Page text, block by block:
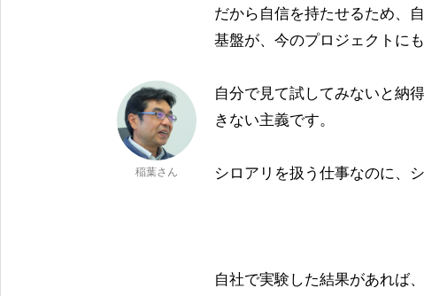
だから自信を持たせるため、
基盤が、今のプロジェクトに
稲葉さん
自分で見て試してみないと納
きない主義です。
シロアリを扱う仕事なのに、
自社で実験した結果があれば